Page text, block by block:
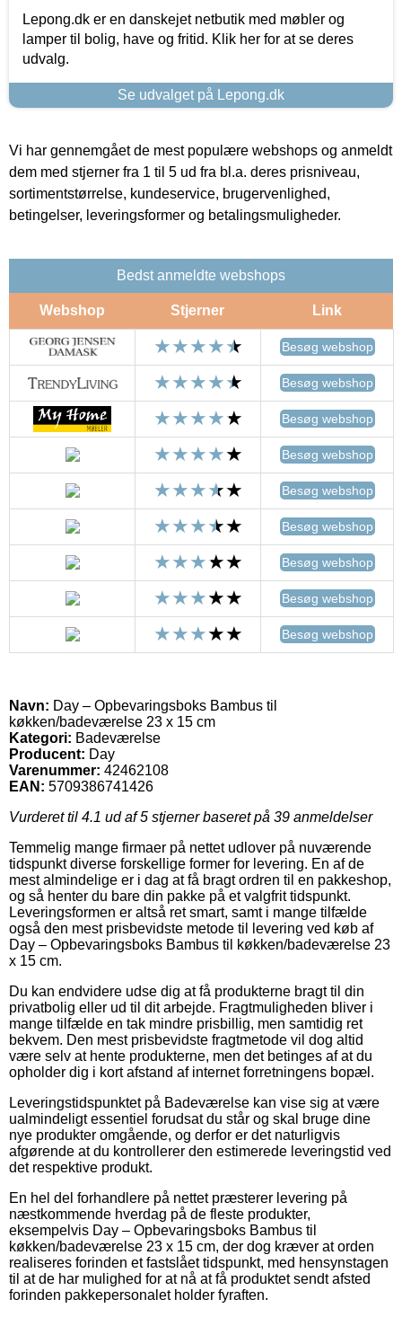
Lepong.dk er en danskejet netbutik med møbler og
lamper til bolig, have og fritid. Klik her for at se deres
udvalg.
Se udvalget på Lepong.dk
Vi har gennemgået de mest populære webshops og anmeldt
dem med stjerner fra 1 til 5 ud fra bl.a. deres prisniveau,
sortimentstørrelse, kundeservice, brugervenlighed,
betingelser, leveringsformer og betalingsmuligheder.
Bedst anmeldte webshops
Webshop Stjerner Link
Besøg webshop
Besøg webshop
Besøg webshop
Besøg webshop
Besøg webshop
Besøg webshop
Besøg webshop
Besøg webshop
Besøg webshop
Navn: Day – Opbevaringsboks Bambus til
køkken/badeværelse 23 x 15 cm
Kategori: Badeværelse
Producent: Day
Varenummer: 42462108
EAN: 5709386741426
Vurderet til 4.1 ud af 5 stjerner baseret på 39 anmeldelser
Temmelig mange firmaer på nettet udlover på nuværende
tidspunkt diverse forskellige former for levering. En af de
mest almindelige er i dag at få bragt ordren til en pakkeshop,
og så henter du bare din pakke på et valgfrit tidspunkt.
Leveringsformen er altså ret smart, samt i mange tilfælde
også den mest prisbevidste metode til levering ved køb af
Day – Opbevaringsboks Bambus til køkken/badeværelse 23
x 15 cm.
Du kan endvidere udse dig at få produkterne bragt til din
privatbolig eller ud til dit arbejde. Fragtmuligheden bliver i
mange tilfælde en tak mindre prisbillig, men samtidig ret
bekvem. Den mest prisbevidste fragtmetode vil dog altid
være selv at hente produkterne, men det betinges af at du
opholder dig i kort afstand af internet forretningens bopæl.
Leveringstidspunktet på Badeværelse kan vise sig at være
ualmindeligt essentiel forudsat du står og skal bruge dine
nye produkter omgående, og derfor er det naturligvis
afgørende at du kontrollerer den estimerede leveringstid ved
det respektive produkt.
En hel del forhandlere på nettet præsterer levering på
næstkommende hverdag på de fleste produkter,
eksempelvis Day – Opbevaringsboks Bambus til
køkken/badeværelse 23 x 15 cm, der dog kræver at orden
realiseres forinden et fastslået tidspunkt, med hensynstagen
til at de har mulighed for at nå at få produktet sendt afsted
forinden pakkepersonalet holder fyraften.